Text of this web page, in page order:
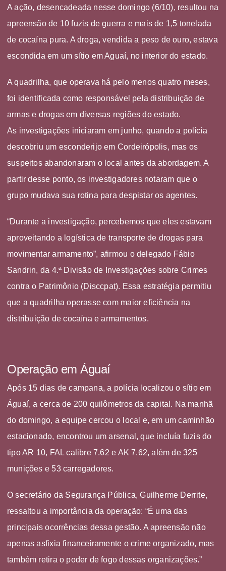
A ação, desencadeada nesse domingo (6/10), resultou na
apreensão de 10 fuzis de guerra e mais de 1,5 tonelada
de cocaína pura. A droga, vendida a peso de ouro, estava
escondida em um sítio em Aguaí, no interior do estado.
A quadrilha, que operava há pelo menos quatro meses,
foi identificada como responsável pela distribuição de
armas e drogas em diversas regiões do estado.
As investigações iniciaram em junho, quando a polícia
descobriu um esconderijo em Cordeirópolis, mas os
suspeitos abandonaram o local antes da abordagem. A
partir desse ponto, os investigadores notaram que o
grupo mudava sua rotina para despistar os agentes.
“Durante a investigação, percebemos que eles estavam
aproveitando a logística de transporte de drogas para
movimentar armamento”, afirmou o delegado Fábio
Sandrin, da 4.ª Divisão de Investigações sobre Crimes
contra o Patrimônio (Disccpat). Essa estratégia permitiu
que a quadrilha operasse com maior eficiência na
distribuição de cocaína e armamentos.
Operação em Águaí
Após 15 dias de campana, a polícia localizou o sítio em
Águaí, a cerca de 200 quilômetros da capital. Na manhã
do domingo, a equipe cercou o local e, em um caminhão
estacionado, encontrou um arsenal, que incluía fuzis do
tipo AR 10, FAL calibre 7.62 e AK 7.62, além de 325
munições e 53 carregadores.
O secretário da Segurança Pública, Guilherme Derrite,
ressaltou a importância da operação: “É uma das
principais ocorrências dessa gestão. A apreensão não
apenas asfixia financeiramente o crime organizado, mas
também retira o poder de fogo dessas organizações.”